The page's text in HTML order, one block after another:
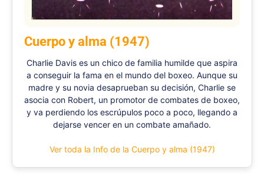
Cuerpo y alma (1947)
Charlie Davis es un chico de familia humilde que aspira
a conseguir la fama en el mundo del boxeo. Aunque su
madre y su novia desaprueban su decisión, Charlie se
asocia con Robert, un promotor de combates de boxeo,
y va perdiendo los escrúpulos poco a poco, llegando a
dejarse vencer en un combate amañado.
Ver toda la Info de la Cuerpo y alma (1947)